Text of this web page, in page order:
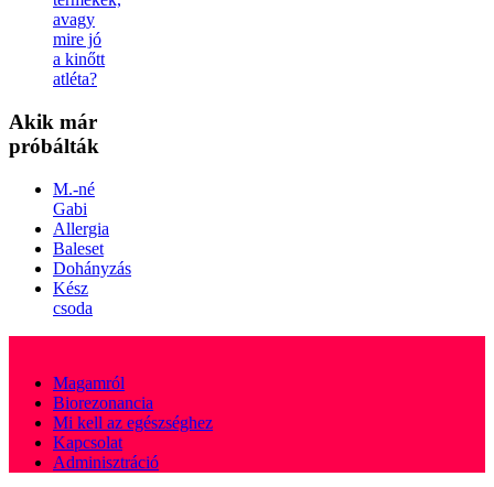
avagy
mire jó
a kinőtt
atléta?
Akik már
próbálták
M.-né
Gabi
Allergia
Baleset
Dohányzás
Kész
csoda
Magamról
Biorezonancia
Mi kell az egészséghez
Kapcsolat
Adminisztráció